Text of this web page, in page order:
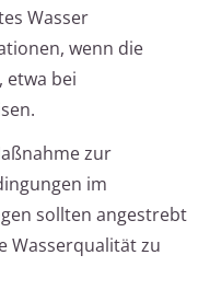
Wasser
wenn die
etwa bei
zur
im
sollten angestrebt
Wasserqualität zu